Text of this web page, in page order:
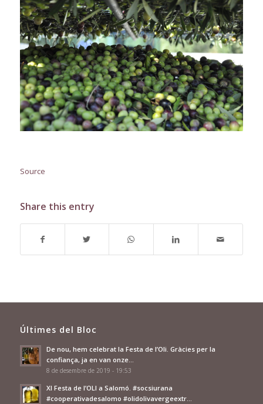
Source
Share this entry
Últimes del Bloc
De nou, hem celebrat la Festa de l’Oli. Gràcies per la
confiança, ja en van onze…
8 de desembre de 2019 - 19:53
XI Festa de l’OLI a Salomó. #socsiurana
#cooperativadesalomo #olidolivavergeextr…